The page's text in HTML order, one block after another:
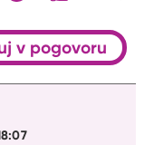
v pogovoru